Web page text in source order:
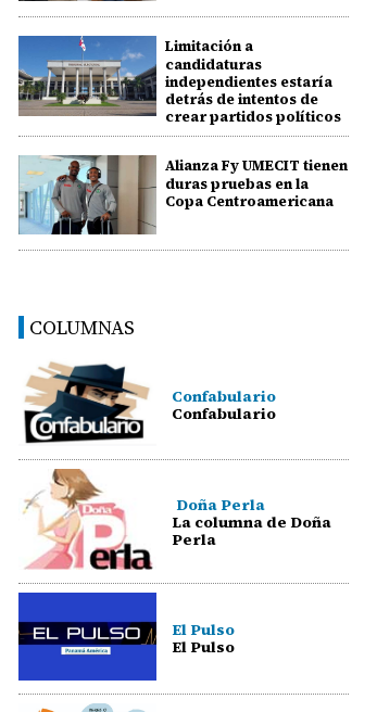
Limitación a
candidaturas
independientes estaría
detrás de intentos de
crear partidos políticos
Alianza Fy UMECIT tienen
duras pruebas en la
Copa Centroamericana
COLUMNAS
Confabulario
Confabulario
Doña Perla
La columna de Doña
Perla
El Pulso
El Pulso